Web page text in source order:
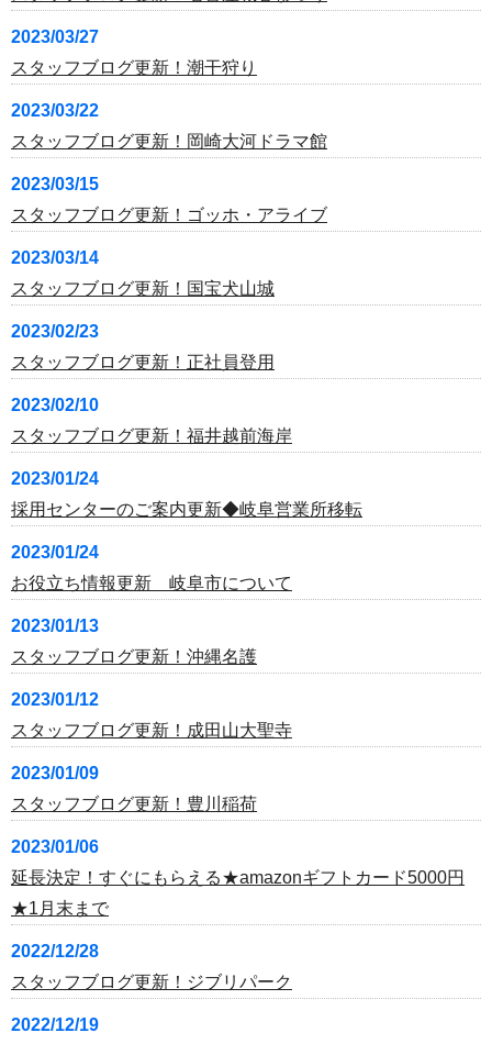
2023/03/27
スタッフブログ更新！潮干狩り
2023/03/22
スタッフブログ更新！岡崎大河ドラマ館
2023/03/15
スタッフブログ更新！ゴッホ・アライブ
2023/03/14
スタッフブログ更新！国宝犬山城
2023/02/23
スタッフブログ更新！正社員登用
2023/02/10
スタッフブログ更新！福井越前海岸
2023/01/24
採用センターのご案内更新◆岐阜営業所移転
2023/01/24
お役立ち情報更新 岐阜市について
2023/01/13
スタッフブログ更新！沖縄名護
2023/01/12
スタッフブログ更新！成田山大聖寺
2023/01/09
スタッフブログ更新！豊川稲荷
2023/01/06
延長決定！すぐにもらえる★amazonギフトカード5000円
★1月末まで
2022/12/28
スタッフブログ更新！ジブリパーク
2022/12/19